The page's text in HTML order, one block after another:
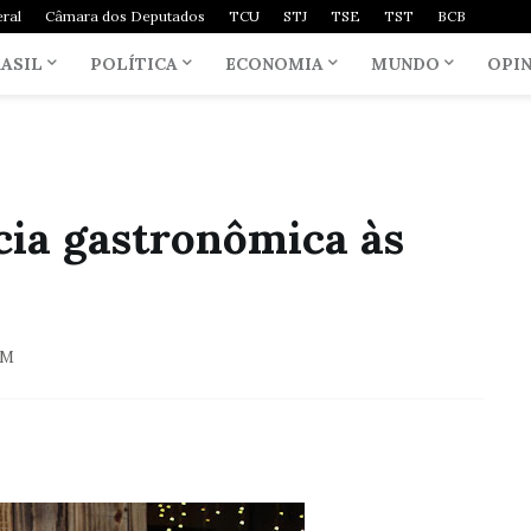
Câmara dos Deputados TCU STJ TSE TST BCB
POLÍTICA ECONOMIA MUNDO
gastronômica às